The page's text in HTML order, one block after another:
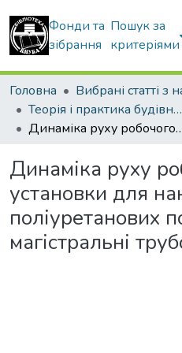
Фонди та
зібрання
Пошук за
критеріями
Головна
Теорія і практика будівництва
Динаміка руху робочого органу установки для
Динаміка руху
установки для
поліуретанових
магістральні